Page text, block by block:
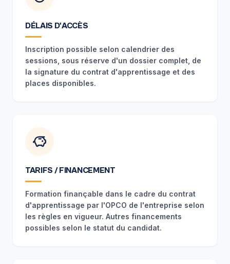
DÉLAIS D'ACCÈS
Inscription possible selon calendrier des
sessions, sous réserve d'un dossier complet, de
la signature du contrat d'apprentissage et des
places disponibles.
TARIFS / FINANCEMENT
Formation finançable dans le cadre du contrat
d'apprentissage par l'OPCO de l'entreprise selon
les règles en vigueur. Autres financements
possibles selon le statut du candidat.